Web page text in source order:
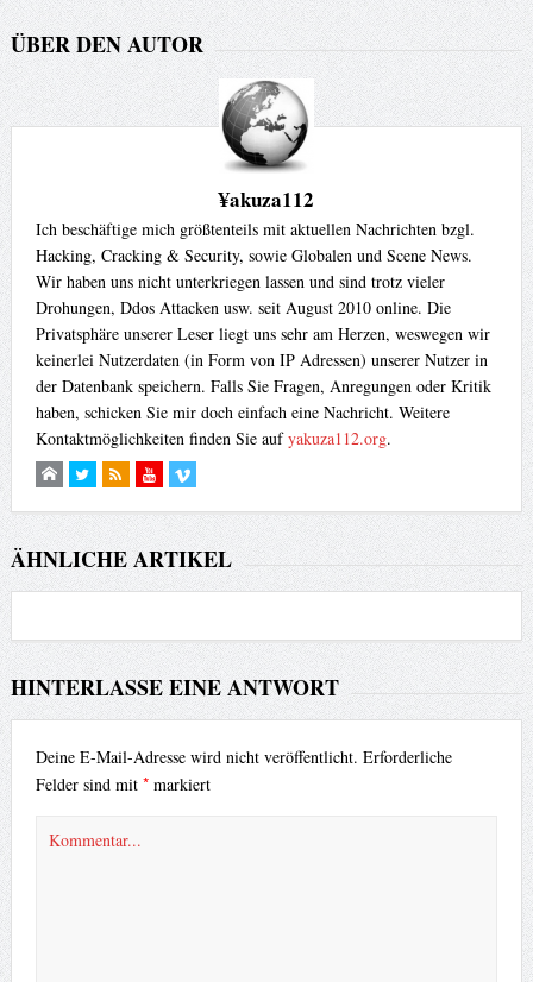
ÜBER DEN AUTOR
¥akuza112
Ich beschäftige mich größtenteils mit aktuellen Nachrichten bzgl.
Hacking, Cracking & Security, sowie Globalen und Scene News.
Wir haben uns nicht unterkriegen lassen und sind trotz vieler
Drohungen, Ddos Attacken usw. seit August 2010 online. Die
Privatsphäre unserer Leser liegt uns sehr am Herzen, weswegen wir
keinerlei Nutzerdaten (in Form von IP Adressen) unserer Nutzer in
der Datenbank speichern. Falls Sie Fragen, Anregungen oder Kritik
haben, schicken Sie mir doch einfach eine Nachricht. Weitere
Kontaktmöglichkeiten finden Sie aufyakuza112.org.
ÄHNLICHE ARTIKEL
HINTERLASSE EINE ANTWORT
Deine E-Mail-Adresse wird nicht veröffentlicht. Erforderliche
Felder sind mit *markiert